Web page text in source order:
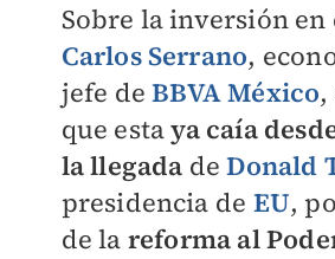
Sobre la inversión en
Carlos Serrano,
jefe deBBVA México,
que estaya caía
la llegada deDonald
presidencia de EU,
de la reforma al